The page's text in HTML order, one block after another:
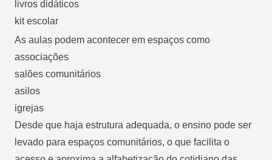
livros didáticos
kit escolar
As aulas podem acontecer em espaços como
associações
salões comunitários
asilos
igrejas
Desde que haja estrutura adequada, o ensino pode ser
levado para espaços comunitários, o que facilita o